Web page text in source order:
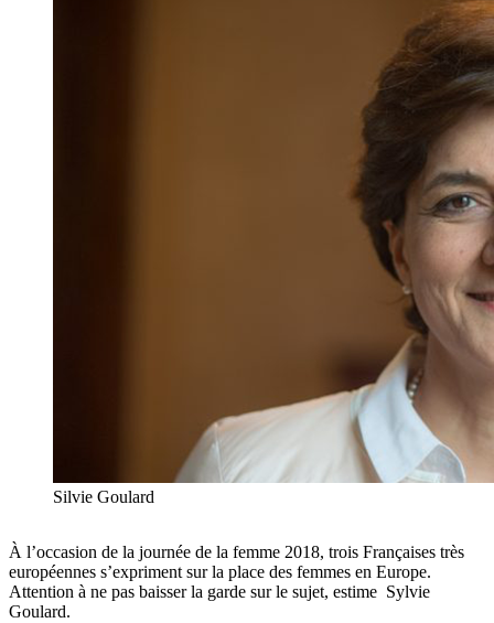
Silvie Goulard
À l’occasion de la journée de la femme 2018, trois Françaises très
européennes s’expriment sur la place des femmes en Europe.
Attention à ne pas baisser la garde sur le sujet, estime Sylvie
Goulard.